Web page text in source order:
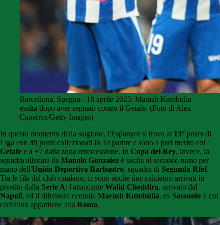
Barcellona, Spagna - 18 aprile 2025: Marash Kumbulla
esulta dopo aver segnato contro il Getafe. (Foto di Alex
Caparros/Getty Images)
In questo momento della stagione, l'Espanyol si trova al 13° posto di
Liga con 39 punti collezionati in 33 partite e sono a pari merito col
Getafe e a +7 dalla zona retrocessione. In Copa del Rey, invece, la
squadra allenata da Manolo Gonzalez è uscita al secondo turno per
mano dell'Unión Deportiva Barbastro, squadra di Segunda Rfef.
Tra le fila del club catalano, ci sono anche due calciatori arrivati in
prestito dalla Serie A: l'attaccante Walid Cheddira, arrivato dal
Napoli, ed il difensore centrale Marash Kumbulla, ex Sassuolo il cui
cartellino appartiene alla Roma.